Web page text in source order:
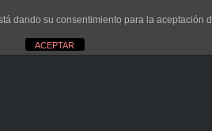
dando su consentimiento para la aceptación
ACEPTAR